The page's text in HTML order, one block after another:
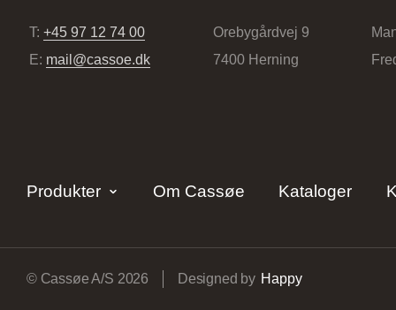
T:+45 97 12 74 00
E: mail@cassoe.dk
Orebygårdvej 9
7400 Herning
Produkter Om Cassøe Kataloger
© Cassøe A/S 2026 Designed by Happy